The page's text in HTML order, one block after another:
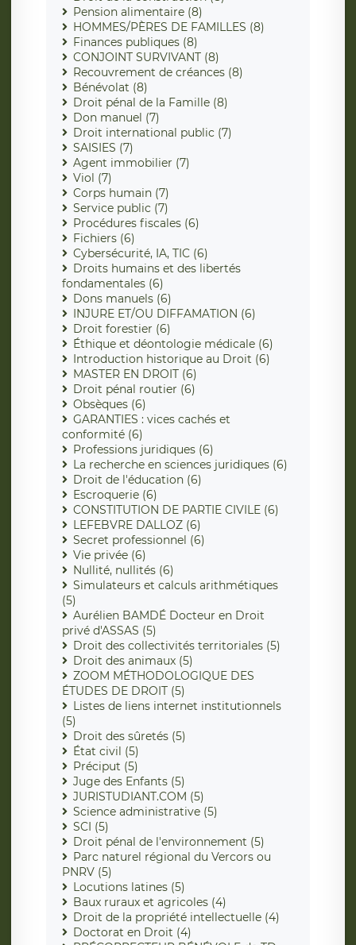
Pension alimentaire (8)
HOMMES/PÈRES DE FAMILLES (8)
Finances publiques (8)
CONJOINT SURVIVANT (8)
Recouvrement de créances (8)
Bénévolat (8)
Droit pénal de la Famille (8)
Don manuel (7)
Droit international public (7)
SAISIES (7)
Agent immobilier (7)
Viol (7)
Corps humain (7)
Service public (7)
Procédures fiscales (6)
Fichiers (6)
Cybersécurité, IA, TIC (6)
Droits humains et des libertés
fondamentales (6)
Dons manuels (6)
INJURE ET/OU DIFFAMATION (6)
Droit forestier (6)
Éthique et déontologie médicale (6)
Introduction historique au Droit (6)
MASTER EN DROIT (6)
Droit pénal routier (6)
Obsèques (6)
GARANTIES : vices cachés et
conformité (6)
Professions juridiques (6)
La recherche en sciences juridiques (6)
Droit de l'éducation (6)
Escroquerie (6)
CONSTITUTION DE PARTIE CIVILE (6)
LEFEBVRE DALLOZ (6)
Secret professionnel (6)
Vie privée (6)
Nullité, nullités (6)
Simulateurs et calculs arithmétiques
(5)
Aurélien BAMDÉ Docteur en Droit
privé d'ASSAS (5)
Droit des collectivités territoriales (5)
Droit des animaux (5)
ZOOM MÉTHODOLOGIQUE DES
ÉTUDES DE DROIT (5)
Listes de liens internet institutionnels
(5)
Droit des sûretés (5)
État civil (5)
Préciput (5)
Juge des Enfants (5)
JURISTUDIANT.COM (5)
Science administrative (5)
SCI (5)
Droit pénal de l'environnement (5)
Parc naturel régional du Vercors ou
PNRV (5)
Locutions latines (5)
Baux ruraux et agricoles (4)
Droit de la propriété intellectuelle (4)
Doctorat en Droit (4)